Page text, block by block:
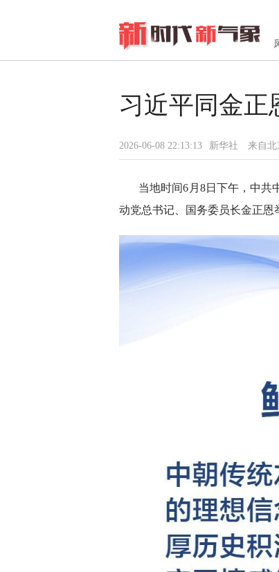
习近平同金正
2026-06-08 22:13:13 新华社 来自北
当地时间6月8日下午，中共
动党总书记、国务委员长金正